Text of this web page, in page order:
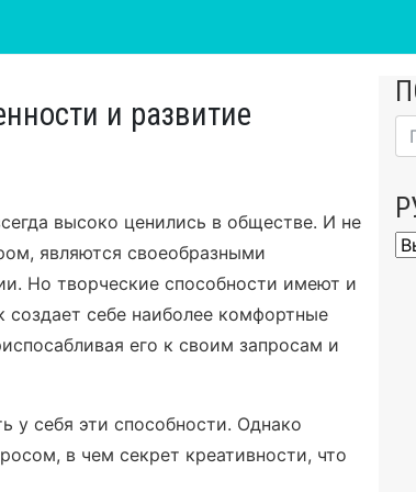
и развитие
высоко ценились в обществе. И не
являются своеобразными
Но творческие способности имеют и
себе наиболее комфортные
его к своим запросам и
у себя эти способности. Однако
в чем секрет креативности, что